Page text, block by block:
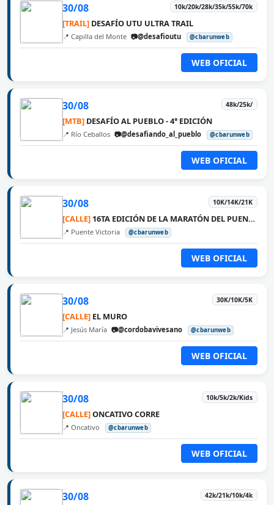
30/08 10k/20k/28k/35k/55k/70k
[TRAIL] DESAFÍO UTU ULTRA TRAIL
📍 Capilla del Monte 📷@desafioutu @cbarunweb
WEB OFICIAL
30/08 48k/25k/
[MTB] DESAFÍO AL PUEBLO - 4° EDICIÓN
📍 Río Ceballos 📷@desafiando_al_pueblo @cbarunweb
WEB OFICIAL
30/08 10K/14K/21K
[CALLE] 16TA EDICIÓN DE LA MARATÓN DEL PUENTE ROSARIO VICTORIA
📍 Puente Victoria @cbarunweb
WEB OFICIAL
30/08 30K/10K/5K
[CALLE] EL MURO
📍 Jesús María 📷@cordobavivesano @cbarunweb
WEB OFICIAL
30/08 10k/5k/2k/Kids
[CALLE]ONCATIVO CORRE
📍 Oncativo @cbarunweb
WEB OFICIAL
30/08 42k/21k/10k/4k